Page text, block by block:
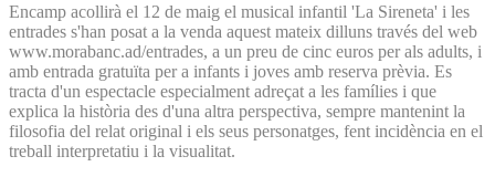
Encamp acollirà el 12 de maig el musical infantil 'La Sireneta' i les
entrades s'han posat a la venda aquest mateix dilluns través del web
www.morabanc.ad/entrades, a un preu de cinc euros per als adults, i
amb entrada gratuïta per a infants i joves amb reserva prèvia. Es
tracta d'un espectacle especialment adreçat a les famílies i que
explica la història des d'una altra perspectiva, sempre mantenint la
filosofia del relat original i els seus personatges, fent incidència en el
treball interpretatiu i la visualitat.